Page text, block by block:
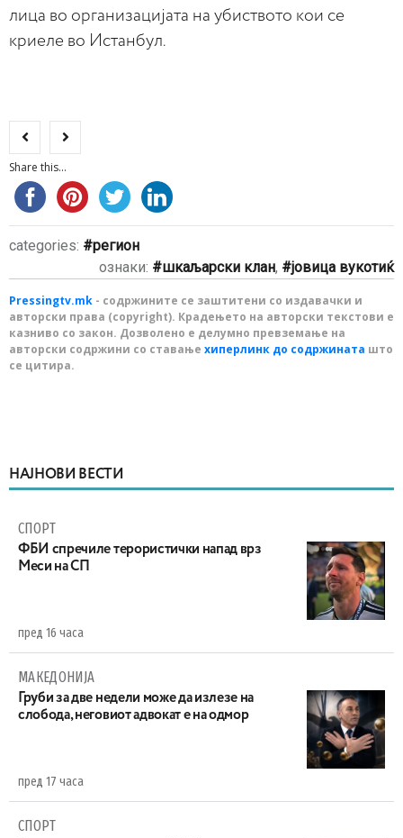
лица во организацијата на убиството кои се
криеле во Истанбул.
Share this...
categories:
регион
ознаки:
шкаљарски клан, јовица вукотиќ
Pressingtv.mk - содржините се заштитени со издавачки и
авторски права (copyright). Крадењето на авторски текстови е
казниво со закон. Дозволено е делумно превземање на
авторски содржини со ставање хиперлинк до содржината што
се цитира.
НАЈНОВИ ВЕСТИ
СПОРТ
ФБИ спречиле терористички напад врз
Меси на СП
пред 16 часа
МАКЕДОНИЈА
Груби за две недели може да излезе на
слобода, неговиот адвокат е на одмор
пред 17 часа
СПОРТ